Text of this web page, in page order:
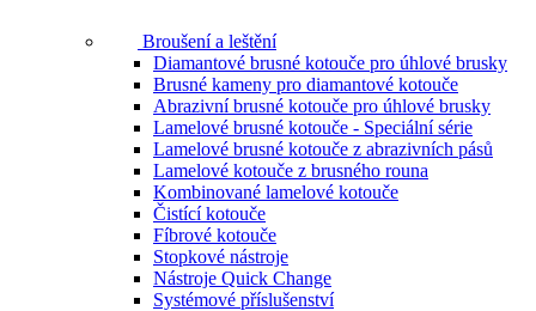
Broušení a leštění
Diamantové brusné kotouče pro úhlové brusky
Brusné kameny pro diamantové kotouče
Abrazivní brusné kotouče pro úhlové brusky
Lamelové brusné kotouče - Speciální série
Lamelové brusné kotouče z abrazivních pásů
Lamelové kotouče z brusného rouna
Kombinované lamelové kotouče
Čistící kotouče
Fíbrové kotouče
Stopkové nástroje
Nástroje Quick Change
Systémové příslušenství